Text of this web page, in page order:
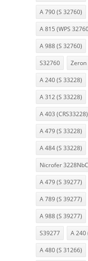
A 790 (S 32760)
A 815 (WPS
A 988 (S 32760)
S32760 Zeron
A 240 (S 33228)
A 312 (S 33228)
A 403 (CRS33228)
A 479 (S 33228)
A 484 (S 33228)
Nicrofer
A 479 (S 39277)
A 789 (S 39277)
A 988 (S 39277)
S39277 A 240
A 480 (S 31266)